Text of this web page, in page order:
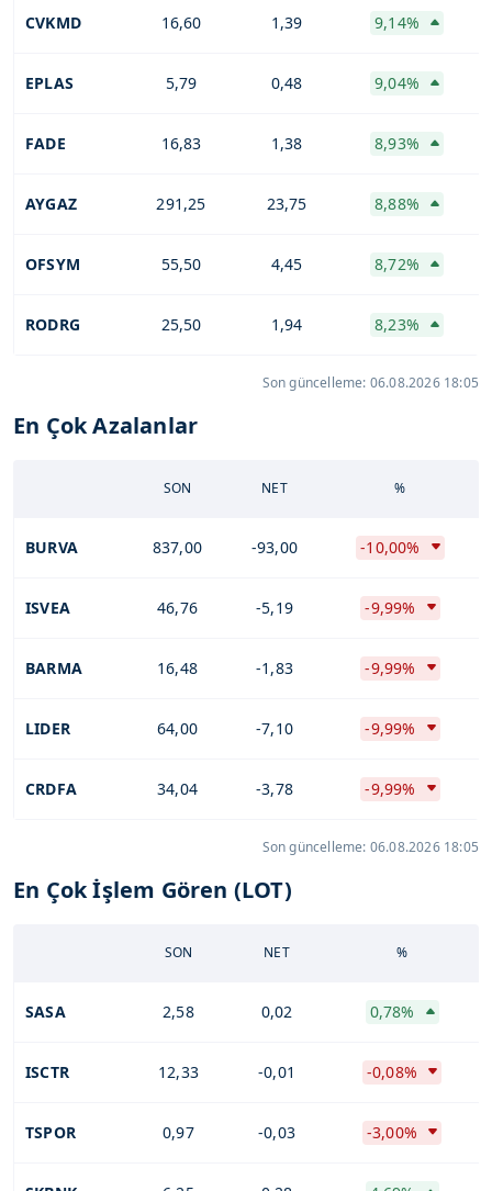
CVKMD 16,60 1,39 9,14%
EPLAS 5,79 0,48 9,04%
FADE 16,83 1,38 8,93%
AYGAZ 291,25 23,75 8,88%
OFSYM 55,50 4,45 8,72%
RODRG 25,50 1,94 8,23%
Son güncelleme: 06.08.2026 18:05
En Çok Azalanlar
SON NET %
BURVA 837,00 -93,00 -10,00%
ISVEA 46,76 -5,19 -9,99%
BARMA 16,48 -1,83 -9,99%
LIDER 64,00 -7,10 -9,99%
CRDFA 34,04 -3,78 -9,99%
Son güncelleme: 06.08.2026 18:05
En Çok İşlem Gören (LOT)
SON NET %
SASA 2,58 0,02 0,78%
ISCTR 12,33 -0,01 -0,08%
TSPOR 0,97 -0,03 -3,00%